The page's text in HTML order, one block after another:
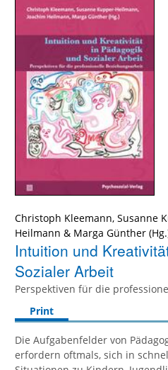
Christoph Kleemann, Susanne
Heilmann & Marga Günther
Intuition und
Sozialer Arbeit
Perspektiven für die
Print
Die Aufgabenfelder von
erfordern oftmals, sich in